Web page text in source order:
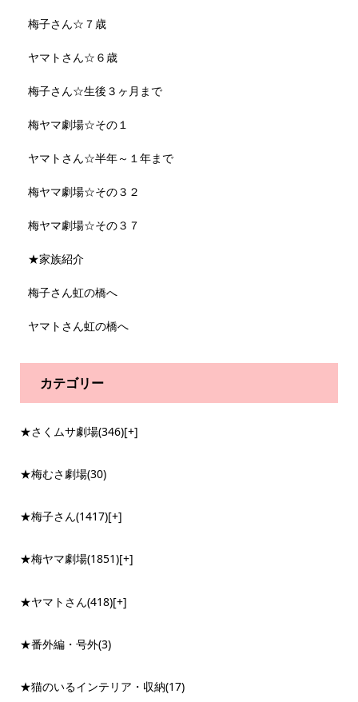
梅子さん☆７歳
ヤマトさん☆６歳
梅子さん☆生後３ヶ月まで
梅ヤマ劇場☆その１
ヤマトさん☆半年～１年まで
梅ヤマ劇場☆その３２
梅ヤマ劇場☆その３７
★家族紹介
梅子さん虹の橋へ
ヤマトさん虹の橋へ
カテゴリー
★さくムサ劇場(346)[+]
★梅むさ劇場(30)
★梅子さん(1417)[+]
★梅ヤマ劇場(1851)[+]
★ヤマトさん(418)[+]
★番外編・号外(3)
★猫のいるインテリア・収納(17)